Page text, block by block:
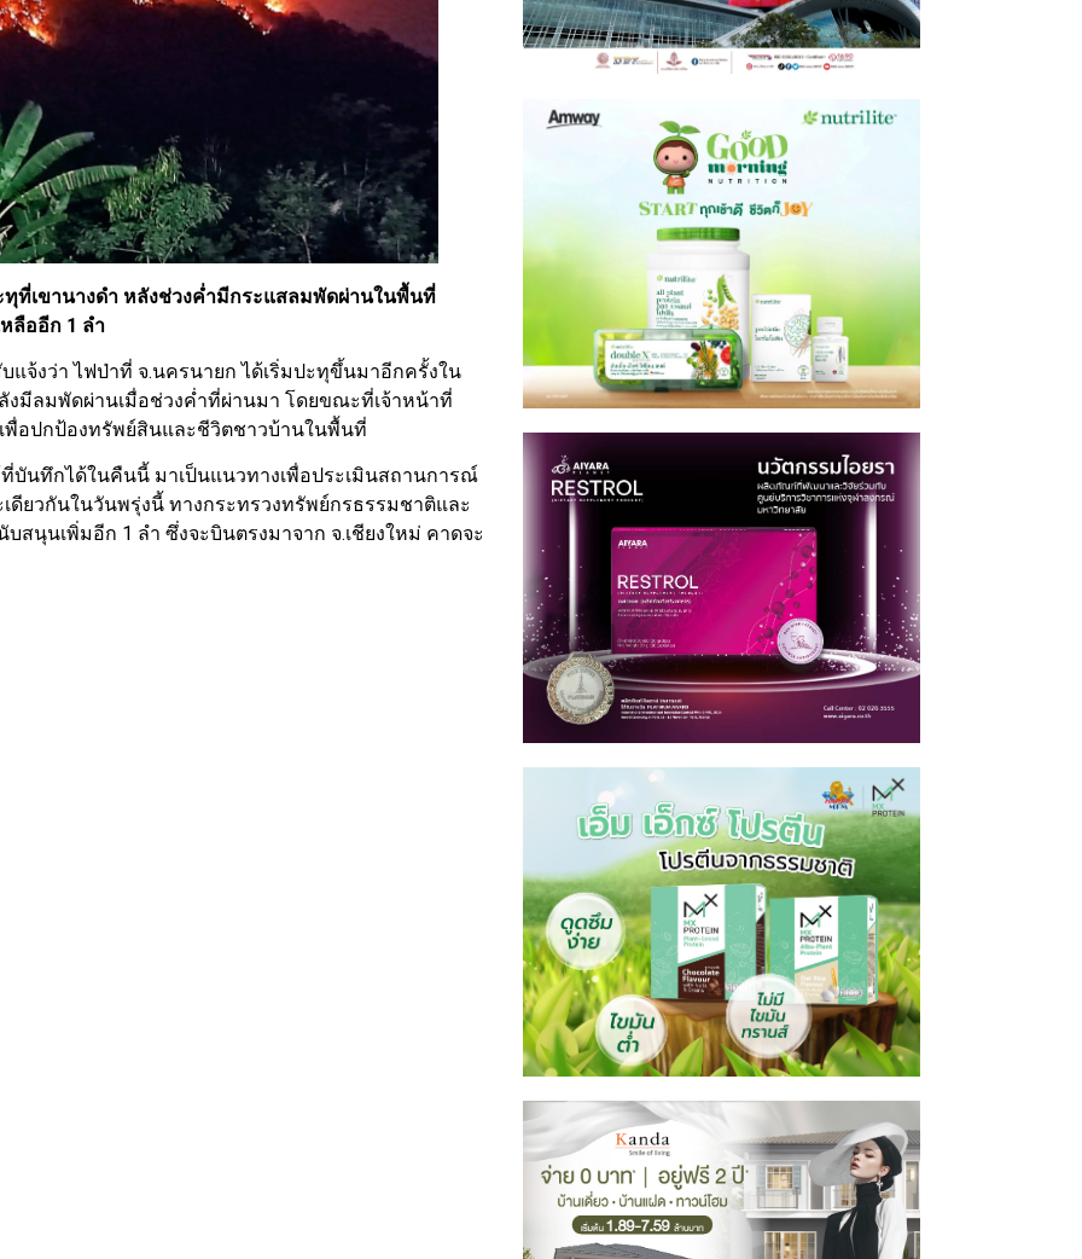
ทุที่เขานางดำ หลังช่วงค่ำมีกระแสลมพัดผ่านในพื้นที่
ลืออีก 1 ลำ
บแจ้งว่า ไฟป่าที่ จ.นครนายก ได้เริ่มปะทุขึ้นมาอีกครั้งใน
งมีลมพัดผ่านเมื่อช่วงค่ำที่ผ่านมา โดยขณะที่เจ้าหน้าที่
พื่อปกป้องทรัพย์สินและชีวิตชาวบ้านในพื้นที่
บันทึกได้ในคืนนี้ มาเป็นแนวทางเพื่อประเมินสถานการณ์
ดียวกันในวันพรุ่งนี้ ทางกระทรวงทรัพย์กรธรรมชาติและ
สนุนเพิ่มอีก 1 ลำ ซึ่งจะบินตรงมาจาก จ.เชียงใหม่ คาดจะ